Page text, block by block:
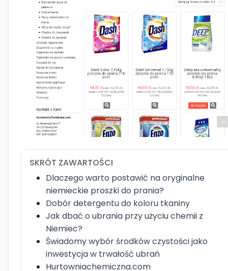
SKRÓT ZAWARTOŚCI
Dlaczego warto postawić na oryginalne
niemieckie proszki do prania?
Dobór detergentu do koloru tkaniny
Jak dbać o ubrania przy użyciu chemii z
Niemiec?
Świadomy wybór środków czystości jako
inwestycja w trwałość ubrań
Hurtowniachemiczna.com